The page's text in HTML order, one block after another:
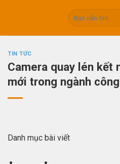
Tìm
kiếm:
TIN TỨC
Camera quay lén kết
mới trong ngành
Danh mục bài viết